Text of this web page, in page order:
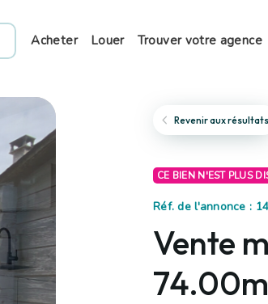
Acheter Louer Trouver votre agence
Revenir aux résultats
CE BIEN N'EST PLUS
Réf. de l'annonce :
Vente